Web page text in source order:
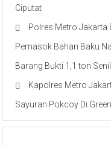
Ciputat
Polres Metro Jakarta
Pemasok Bahan Baku
Barang Bukti 1,1 ton
Kapolres Metro
Sayuran Pokcoy Di